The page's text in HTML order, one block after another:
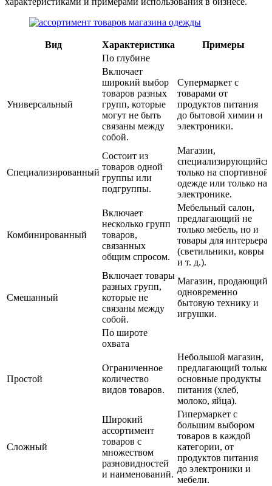
Вид Характеристика
Примеры
По глубине
Универсальный
Включает
широкий выбор
товаров разных
групп, которые
могут не быть
связаны между
собой.
Супермаркет с
товарами от
продуктов питания
до бытовой химии и
электроники.
Специализированный
Состоит из
товаров одной
группы или
подгруппы.
Магазин,
специализирующийся
только на спортивной
одежде или только на
электронике.
Комбинированный
Включает
несколько групп
товаров,
связанных
общим спросом.
Мебельный салон,
предлагающий не
только мебель, но и
товары для интерьера
(светильники, ковры
и т. д.).
Смешанный
Включает товары
разных групп,
которые не
связаны между
собой.
Магазин, продающий
одновременно
бытовую технику и
игрушки.
По широте
охвата
Простой
Ограниченное
количество
видов товаров.
Небольшой магазин,
предлагающий только
основные продукты
питания (хлеб,
молоко, яйца).
Сложный
Широкий
ассортимент
товаров с
множеством
разновидностей
и наименований.
Гипермаркет с
большим выбором
товаров в каждой
категории, от
продуктов питания
до электроники и
мебели.